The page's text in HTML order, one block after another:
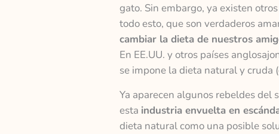
gato. Sin embargo, ya existen
todo esto, que son verdaderos
cambiar la dieta de nuestros
En EE.UU. y otros países
se impone la dieta natural y cruda
Ya aparecen algunos rebeldes del
esta industria envuelta en
dieta natural como una posible